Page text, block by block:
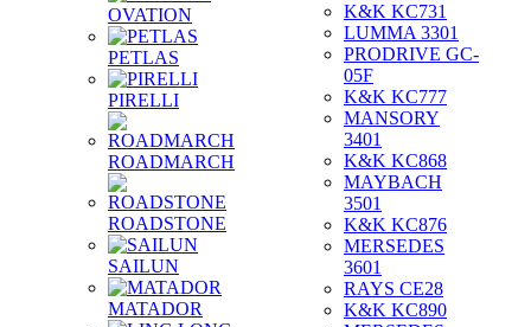
OVATION
PETLAS
PIRELLI
ROADMARCH
ROADSTONE
SAILUN
MATADOR
K&K KC731
LUMMA 3301
PRODRIVE GC-
05F
K&K KC777
MANSORY
3401
K&K KC868
MAYBACH
3501
K&K KC876
MERSEDES
3601
RAYS CE28
K&K KC890